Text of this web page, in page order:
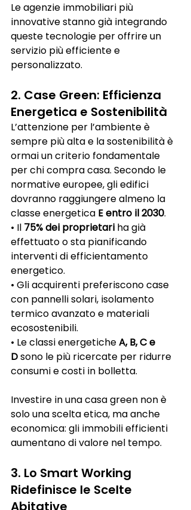
Le agenzie immobiliari più
innovative stanno già integrando
queste tecnologie per offrire un
servizio più efficiente e
personalizzato.
2. Case Green: Efficienza
Energetica e Sostenibilità
L’attenzione per l’ambiente è
sempre più alta e la sostenibilità è
ormai un criterio fondamentale
per chi compra casa. Secondo le
normative europee, gli edifici
dovranno raggiungere almeno la
classe energetica E entro il 2030.
• Il 75% dei proprietari ha già
effettuato o sta pianificando
interventi di efficientamento
energetico.
• Gli acquirenti preferiscono case
con pannelli solari, isolamento
termico avanzato e materiali
ecosostenibili.
• Le classi energetiche A, B, C e
D sono le più ricercate per ridurre
consumi e costi in bolletta.
Investire in una casa green non è
solo una scelta etica, ma anche
economica: gli immobili efficienti
aumentano di valore nel tempo.
3. Lo Smart Working
Ridefinisce le Scelte
Abitative